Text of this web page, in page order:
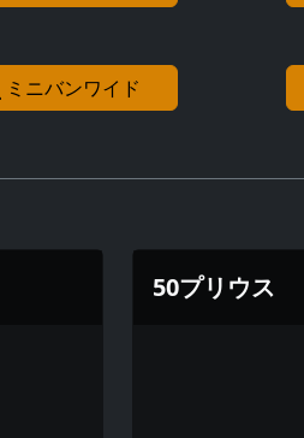
ミニバンワイド
50プリウス